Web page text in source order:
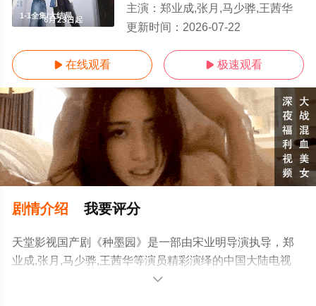
1-1全集/大结局
主演： 郑业成,张月,马少骅,王茜华
更新时间： 2026-07-22
 在线观看  极速观看
剧情介绍 我要评分
天堂影视国产剧《种墨园》是一部由宋业明导演执导，郑
业成,张月,马少骅,王茜华等演员精彩演绎的中国大陆电视
剧，大结局剧情已揭晓（1-1全集），手机免费观看高清无
